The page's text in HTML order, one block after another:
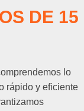
DE 15
lo
rápido y eficiente